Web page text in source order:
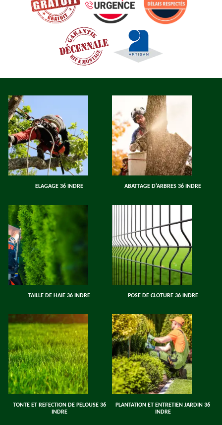
ELAGAGE 36 INDRE ABATTAGE D'ARBRES 36 INDRE
TAILLE DE HAIE 36 INDRE POSE DE CLOTURE 36 INDRE
TONTE ET REFECTION DE PELOUSE 36
INDRE
PLANTATION ET ENTRETIEN JARDIN 36
INDRE